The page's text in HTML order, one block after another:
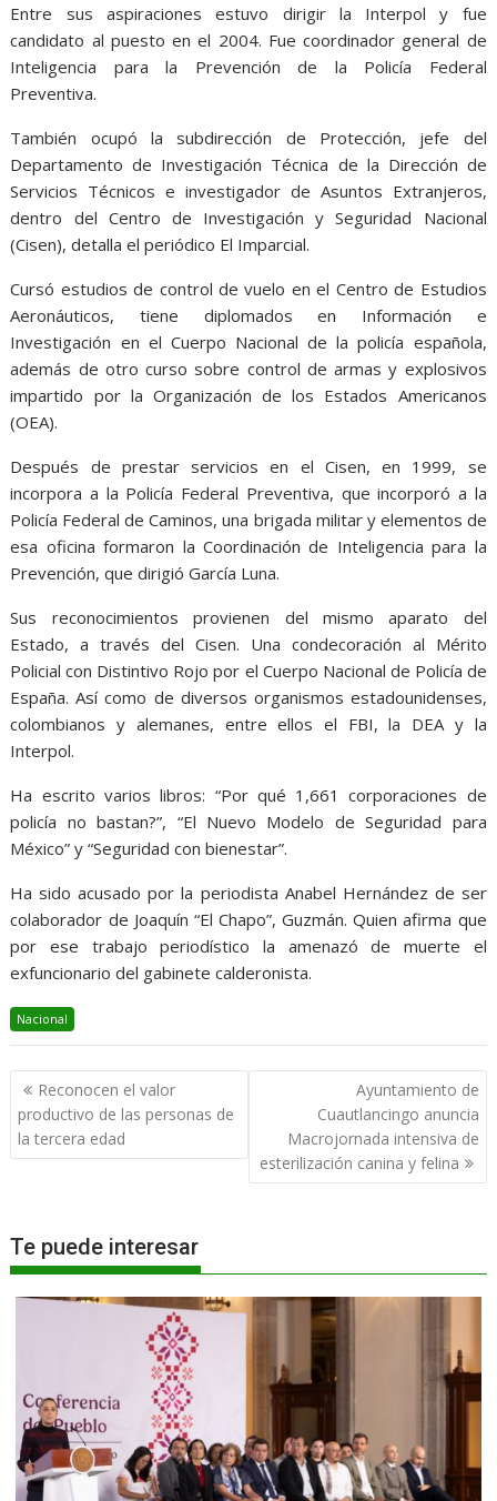
Entre sus aspiraciones estuvo dirigir la Interpol y fue
candidato al puesto en el 2004. Fue coordinador general de
Inteligencia para la Prevención de la Policía Federal
Preventiva.
También ocupó la subdirección de Protección, jefe del
Departamento de Investigación Técnica de la Dirección de
Servicios Técnicos e investigador de Asuntos Extranjeros,
dentro del Centro de Investigación y Seguridad Nacional
(Cisen), detalla el periódico El Imparcial.
Cursó estudios de control de vuelo en el Centro de Estudios
Aeronáuticos, tiene diplomados en Información e
Investigación en el Cuerpo Nacional de la policía española,
además de otro curso sobre control de armas y explosivos
impartido por la Organización de los Estados Americanos
(OEA).
Después de prestar servicios en el Cisen, en 1999, se
incorpora a la Policía Federal Preventiva, que incorporó a la
Policía Federal de Caminos, una brigada militar y elementos de
esa oficina formaron la Coordinación de Inteligencia para la
Prevención, que dirigió García Luna.
Sus reconocimientos provienen del mismo aparato del
Estado, a través del Cisen. Una condecoración al Mérito
Policial con Distintivo Rojo por el Cuerpo Nacional de Policía de
España. Así como de diversos organismos estadounidenses,
colombianos y alemanes, entre ellos el FBI, la DEA y la
Interpol.
Ha escrito varios libros: “Por qué 1,661 corporaciones de
policía no bastan?”, “El Nuevo Modelo de Seguridad para
México” y “Seguridad con bienestar”.
Ha sido acusado por la periodista Anabel Hernández de ser
colaborador de Joaquín “El Chapo”, Guzmán. Quien afirma que
por ese trabajo periodístico la amenazó de muerte el
exfuncionario del gabinete calderonista.
Nacional
Navegación
de
entradas
Reconocen el valor
productivo de las personas de
la tercera edad
Ayuntamiento de
Cuautlancingo anuncia
Macrojornada intensiva de
esterilización canina y felina
Te puede interesar